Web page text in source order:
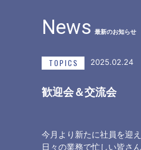
News 最新のお知らせ
TOPICS 2025.02.24
歓迎会＆交流会
今月より新たに社員を迎
日々の業務で忙しい皆さ